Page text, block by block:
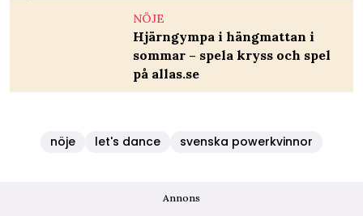
NÖJE
Hjärngympa i hängmattan i
sommar – spela kryss och spel
på allas.se
nöje let's dance svenska powerkvinnor
Annons